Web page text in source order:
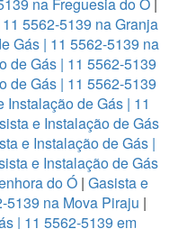
na Freguesia do Ó |
5562-5139 na Granja
Gás | 11 5562-5139 na
de Gás | 11 5562-5139
de Gás | 11 5562-5139
Instalação de Gás | 11
e Instalação de Gás
e Instalação de Gás |
e Instalação de Gás
do Ó| Gasista e
5139 na Mova Piraju |
| 11 5562-5139 em